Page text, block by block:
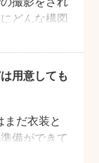
どんな構図
ァーとすり
撮影ができ
用意しても
だ衣装と
備ができて
ご用意をお